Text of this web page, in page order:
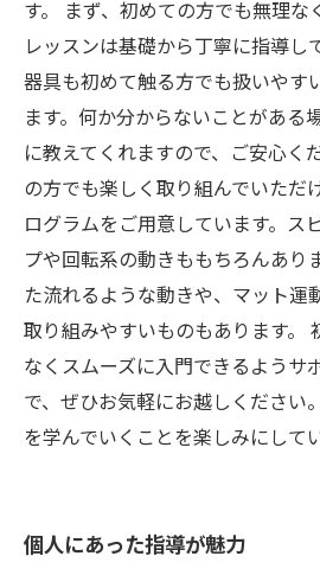
す。 まず、初めての方でも無理な
レッスンは基礎から丁寧に指導し
器具も初めて触る方でも扱いやす
ます。何か分からないことがある
に教えてくれますので、ご安心く
の方でも楽しく取り組んでいただ
ログラムをご用意しています。ス
プや回転系の動きももちろんあり
た流れるような動きや、マット運
取り組みやすいものもあります。
なくスムーズに入門できるようサ
で、ぜひお気軽にお越しください
を学んでいくことを楽しみにして
個人にあった指導が魅力